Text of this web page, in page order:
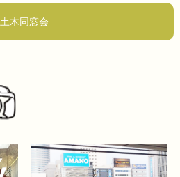
土木同窓会